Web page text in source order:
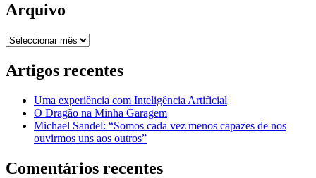
Arquivo
Arquivo
Artigos recentes
Uma experiência com Inteligência Artificial
O Dragão na Minha Garagem
Michael Sandel: “Somos cada vez menos capazes de nos
ouvirmos uns aos outros”
Comentários recentes